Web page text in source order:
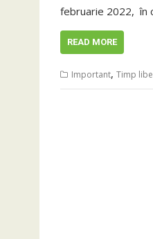
februarie 2022, în
READ MORE
Important, Timp